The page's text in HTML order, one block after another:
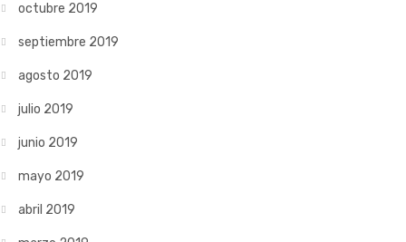
octubre 2019
septiembre 2019
agosto 2019
julio 2019
junio 2019
mayo 2019
abril 2019